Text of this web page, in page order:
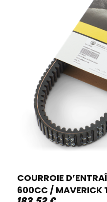
COURROIE
600CC / MAVERICK